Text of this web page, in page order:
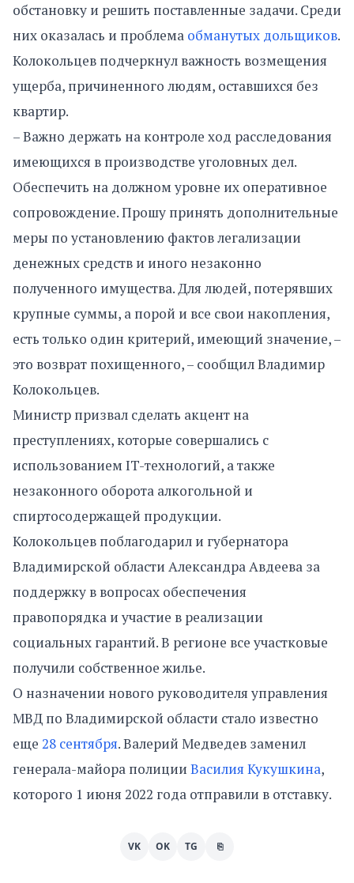
обстановку и решить поставленные задачи. Среди
них оказалась и проблема обманутых дольщиков.
Колокольцев подчеркнул важность возмещения
ущерба, причиненного людям, оставшихся без
квартир.
– Важно держать на контроле ход расследования
имеющихся в производстве уголовных дел.
Обеспечить на должном уровне их оперативное
сопровождение. Прошу принять дополнительные
меры по установлению фактов легализации
денежных средств и иного незаконно
полученного имущества. Для людей, потерявших
крупные суммы, а порой и все свои накопления,
есть только один критерий, имеющий значение, –
это возврат похищенного, – сообщил Владимир
Колокольцев.
Министр призвал сделать акцент на
преступлениях, которые совершались с
использованием IT-технологий, а также
незаконного оборота алкогольной и
спиртосодержащей продукции.
Колокольцев поблагодарил и губернатора
Владимирской области Александра Авдеева за
поддержку в вопросах обеспечения
правопорядка и участие в реализации
социальных гарантий. В регионе все участковые
получили собственное жилье.
О назначении нового руководителя управления
МВД по Владимирской области стало известно
еще 28 сентября. Валерий Медведев заменил
генерала-майора полиции Василия Кукушкина,
которого 1 июня 2022 года отправили в отставку.
VK OK TG ⎘